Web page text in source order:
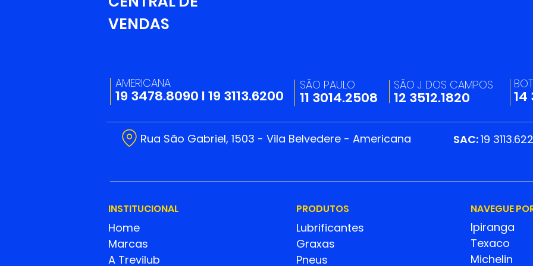
e propósito- Confira as
fotos oficiais do evento!
os
Escreva um comentário
VENDAS
AMERICANA
19 3478.8090 I19 3113.6200
SÃO PAULO
11 3014.2508
SÃO J. DOS CAMPOS
12 3512.1820 14
Rua São Gabriel, 1503 - Vila Belvedere - Americana SAC:19
INSTITUCIONAL
Home
Marcas
A Trevilub
PRODUTOS
Lubrificantes
Graxas
Pneus
NAVEGUE
Ipiranga
Texaco
Michelin